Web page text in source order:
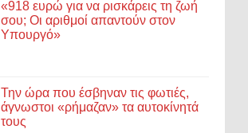
«918 ευρώ για να ρισκάρεις τη ζωή
σου; Οι αριθμοί απαντούν στον
Υπουργό»
Την ώρα που έσβηναν τις φωτιές,
άγνωστοι «ρήμαζαν» τα αυτοκίνητά
τους